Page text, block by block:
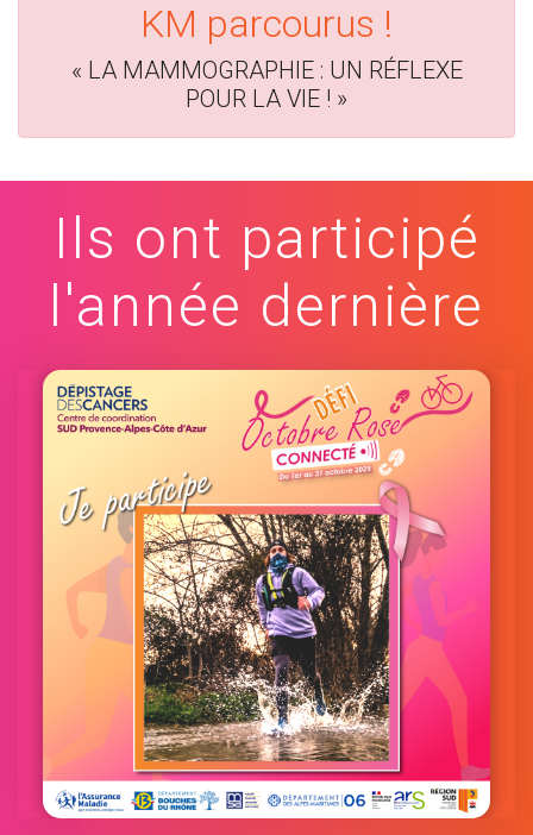
KM parcourus !
« LA MAMMOGRAPHIE : UN RÉFLEXE
POUR LA VIE ! »
Ils ont participé
l'année dernière